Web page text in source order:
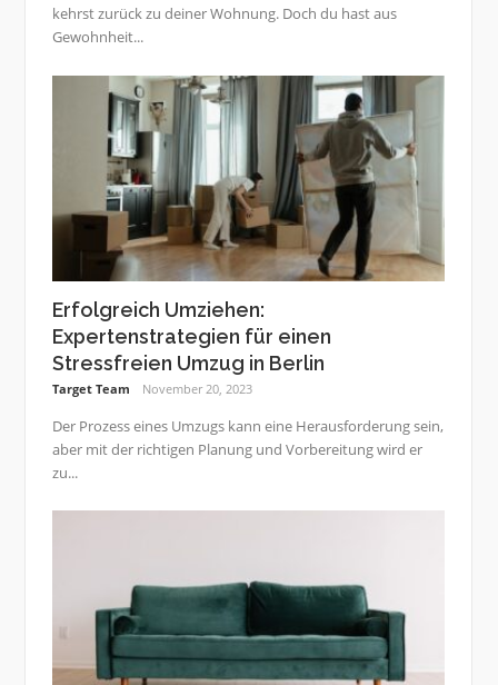
kehrst zurück zu deiner Wohnung. Doch du hast aus
Gewohnheit...
Erfolgreich Umziehen:
Expertenstrategien für einen
Stressfreien Umzug in Berlin
Target Team November 20, 2023
Der Prozess eines Umzugs kann eine Herausforderung sein,
aber mit der richtigen Planung und Vorbereitung wird er
zu...